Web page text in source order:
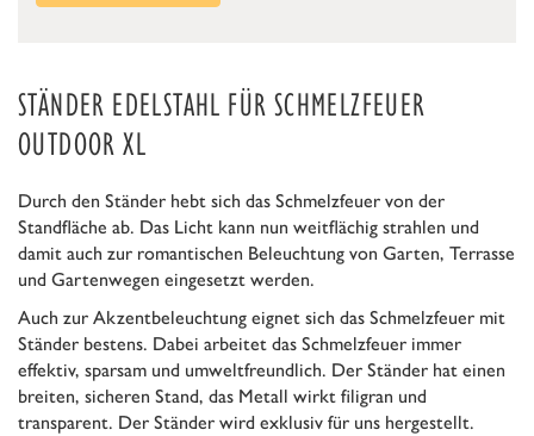
STÄNDER EDELSTAHL FÜR SCHMELZFEUER
OUTDOOR XL
Durch den Ständer hebt sich das Schmelzfeuer von der
Standfläche ab. Das Licht kann nun weitflächig strahlen und
damit auch zur romantischen Beleuchtung von Garten, Terrasse
und Gartenwegen eingesetzt werden.
Auch zur Akzentbeleuchtung eignet sich das Schmelzfeuer mit
Ständer bestens. Dabei arbeitet das Schmelzfeuer immer
effektiv, sparsam und umweltfreundlich. Der Ständer hat einen
breiten, sicheren Stand, das Metall wirkt filigran und
transparent. Der Ständer wird exklusiv für uns hergestellt.